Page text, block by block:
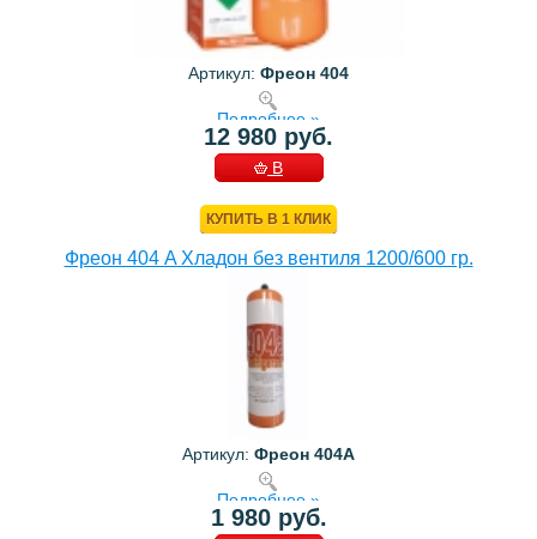
Артикул: Фреон 404
Подробнее »
12 980 руб.
В
КУПИТЬ В 1 КЛИК
Фреон 404 A Хладон без вентиля 1200/600 гр.
Артикул: Фреон 404А
Подробнее »
1 980 руб.